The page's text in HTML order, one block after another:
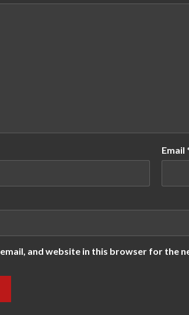
Email
email, and website in this browser for the